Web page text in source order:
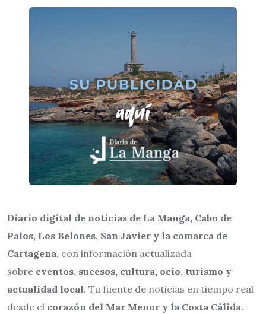
Diario digital de noticias de La Manga, Cabo de
Palos, Los Belones, San Javier y la comarca de
Cartagena, con información actualizada
sobre eventos, sucesos, cultura, ocio, turismo y
actualidad local. Tu fuente de noticias en tiempo real
desde el corazón del Mar Menor y la Costa Cálida.